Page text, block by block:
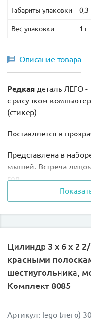
Габариты упаковки 0,3
Вес упаковки 1 г
Описание товара
Редкая деталь ЛЕГО -
с рисунком
(стикер)
Поставляется в
Представлена в
мышей. Встреча
год
Цилиндр 3 x 6 x 2
красными
шестиугольника,
Комплект 8085
Артикул: lego (лего)